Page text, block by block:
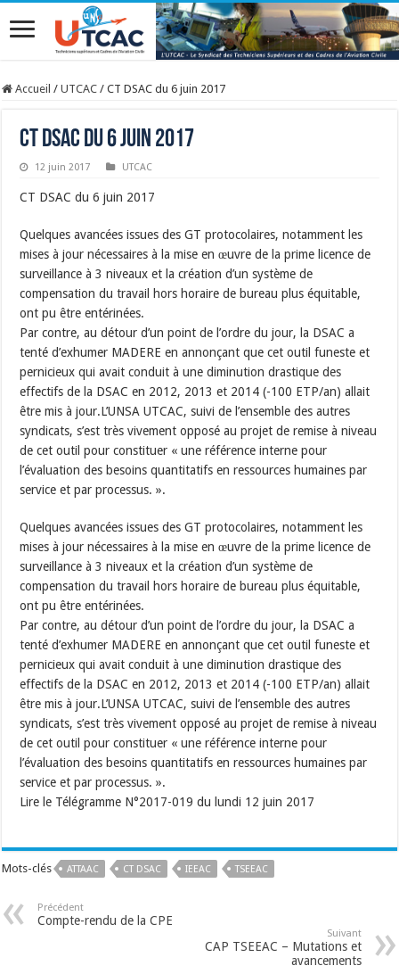
Accueil / UTCAC / CT DSAC du 6 juin 2017
CT DSAC du 6 juin 2017
12 juin 2017 UTCAC
CT DSAC du 6 juin 2017
Quelques avancées issues des GT protocolaires, notamment les
mises à jour nécessaires à la mise en œuvre de la prime licence de
surveillance à 3 niveaux et la création d’un système de
compensation du travail hors horaire de bureau plus équitable,
ont pu être entérinées.
Par contre, au détour d’un point de l’ordre du jour, la DSAC a
tenté d’exhumer MADERE en annonçant que cet outil funeste et
pernicieux qui avait conduit à une diminution drastique des
effectifs de la DSAC en 2012, 2013 et 2014 (-100 ETP/an) allait
être mis à jour.L’UNSA UTCAC, suivi de l’ensemble des autres
syndicats, s’est très vivement opposé au projet de remise à niveau
de cet outil pour constituer « une référence interne pour
l’évaluation des besoins quantitatifs en ressources humaines par
service et par processus. ».
Quelques avancées issues des GT protocolaires, notamment les
mises à jour nécessaires à la mise en œuvre de la prime licence de
surveillance à 3 niveaux et la création d’un système de
compensation du travail hors horaire de bureau plus équitable,
ont pu être entérinées.
Par contre, au détour d’un point de l’ordre du jour, la DSAC a
tenté d’exhumer MADERE en annonçant que cet outil funeste et
pernicieux qui avait conduit à une diminution drastique des
effectifs de la DSAC en 2012, 2013 et 2014 (-100 ETP/an) allait
être mis à jour.L’UNSA UTCAC, suivi de l’ensemble des autres
syndicats, s’est très vivement opposé au projet de remise à niveau
de cet outil pour constituer « une référence interne pour
l’évaluation des besoins quantitatifs en ressources humaines par
service et par processus. ».
Lire le Télégramme N°2017-019 du lundi 12 juin 2017
Mots-clés ATTAAC CT DSAC IEEAC TSEEAC
Précédent
Compte-rendu de la CPE
Suivant
CAP TSEEAC – Mutations et
avancements